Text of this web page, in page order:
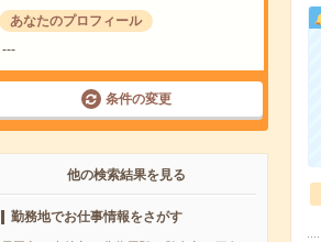
あなたのプロフィール
---
条件の変更
他の検索結果を見る
勤務地でお仕事情報をさがす